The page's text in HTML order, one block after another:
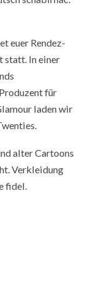
euer Rendez-
statt. In einer
für
laden wir
alter Cartoons
Verkleidung
fidel.